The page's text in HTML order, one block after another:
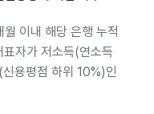
이내 해당 은행 누적
자가 저소득(연소득
용평점 하위 10%)인